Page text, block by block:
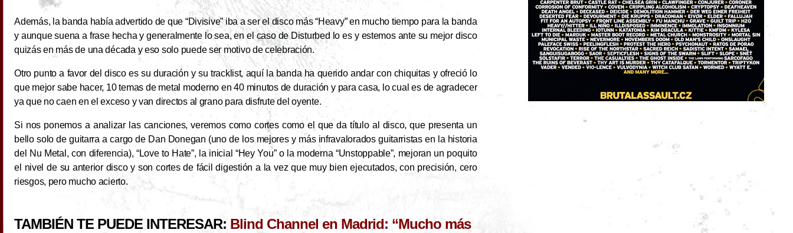
Además, la banda había advertido de que “Divisive” iba a ser el disco más “Heavy” en mucho tiempo para la banda
y aunque suena a frase hecha y generalmente lo sea, en el caso de Disturbed lo es y estemos ante su mejor disco
quizás en más de una década y eso solo puede ser motivo de celebración.
Otro punto a favor del disco es su duración y su tracklist, aquí la banda ha querido andar con chiquitas y ofreció lo
que mejor sabe hacer, 10 temas de metal moderno en 40 minutos de duración y para casa, lo cual es de agradecer
ya que no caen en el exceso y van directos al grano para disfrute del oyente.
Si nos ponemos a analizar las canciones, veremos como cortes como el que da título al disco, que presenta un
bello solo de guitarra a cargo de Dan Donegan (uno de los mejores y más infravalorados guitarristas en la historia
del Nu Metal, con diferencia), “Love to Hate”, la inicial “Hey You” o la moderna “Unstoppable”, mejoran un poquito
el nivel de su anterior disco y son cortes de fácil digestión a la vez que muy bien ejecutados, con precisión, cero
riesgos, pero mucho acierto.
TAMBIÉN TE PUEDE INTERESAR: Blind Channel en Madrid: “Mucho más